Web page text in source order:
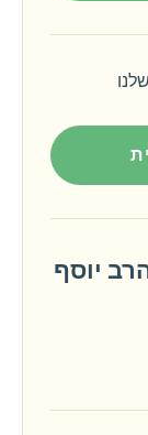
יוסף